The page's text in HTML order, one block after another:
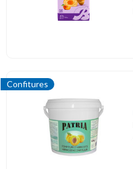
Confitures